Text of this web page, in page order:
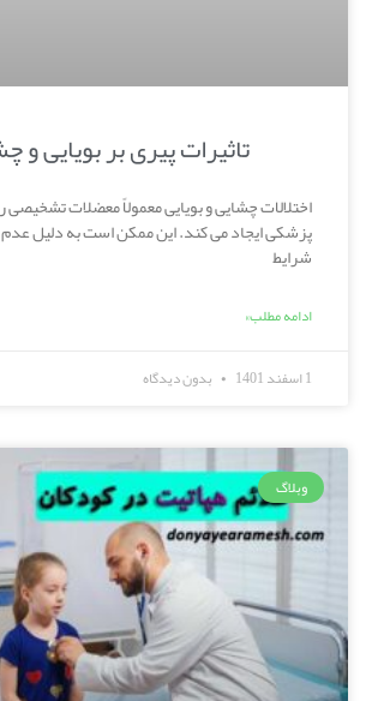
تاثیرات پیری بر بویایی و
اختلالات چشایی و بویایی معمولاً معضلات تشخیصی
پزشکی ایجاد می کند. این ممکن است به دلیل
شرایط
ادامه مطلب»
1 اسفند 1401 بدون دیدگاه
وبلاگ